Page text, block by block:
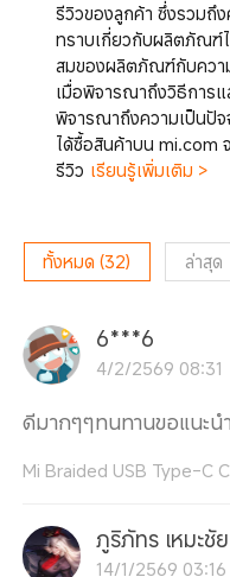
รีวิวของลูกค้า ซึ่งรวมถึ
ทราบเกี่ยวกับผลิตภัณฑ์ไ
สมของผลิตภัณฑ์กับควา
เมื่อพิจารณาถึงวิธีการแ
พิจารณาถึงความเป็นปัจ
ได้ซื้อสินค้าบน mi.com
รีวิว เรียนรู้เพิ่มเติม >
ทั้งหมด (32) ล่าสุด
6***6
4/2/2569 08:31
ดีมากๆๆทนทานขอแนะนำ
Mi Braided USB Type-C
ภูริภัทร เหมะชัย
14/1/2569 03:16